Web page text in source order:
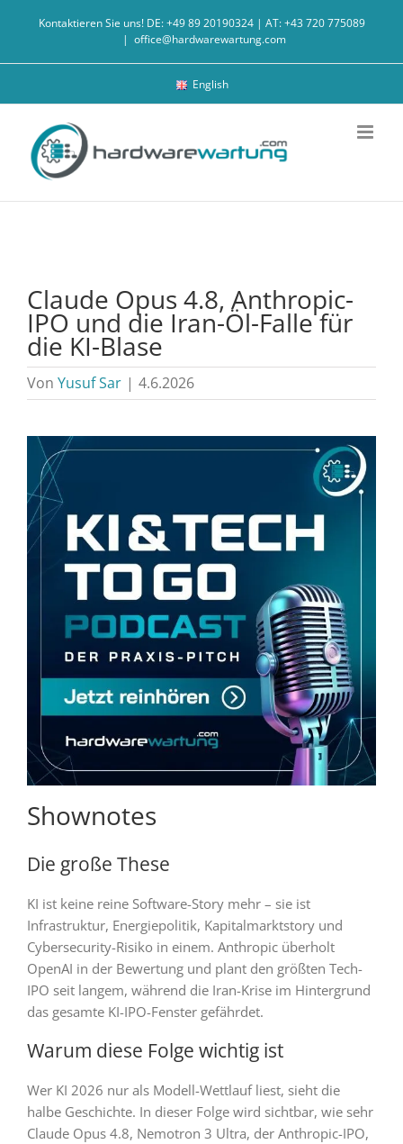
Kontaktieren Sie uns! DE: +49 89 20190324 | AT: +43 720 775089
| office@hardwarewartung.com
English
Claude Opus 4.8, Anthropic-
IPO und die Iran-Öl-Falle für
die KI-Blase
Von Yusuf Sar | 4.6.2026
Shownotes
Die große These
KI ist keine reine Software-Story mehr – sie ist
Infrastruktur, Energiepolitik, Kapitalmarktstory und
Cybersecurity-Risiko in einem. Anthropic überholt
OpenAI in der Bewertung und plant den größten Tech-
IPO seit langem, während die Iran-Krise im Hintergrund
das gesamte KI-IPO-Fenster gefährdet.
Warum diese Folge wichtig ist
Wer KI 2026 nur als Modell-Wettlauf liest, sieht die
halbe Geschichte. In dieser Folge wird sichtbar, wie sehr
Claude Opus 4.8, Nemotron 3 Ultra, der Anthropic-IPO,